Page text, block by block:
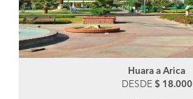
Huara a Arica
DESDE $ 18.000